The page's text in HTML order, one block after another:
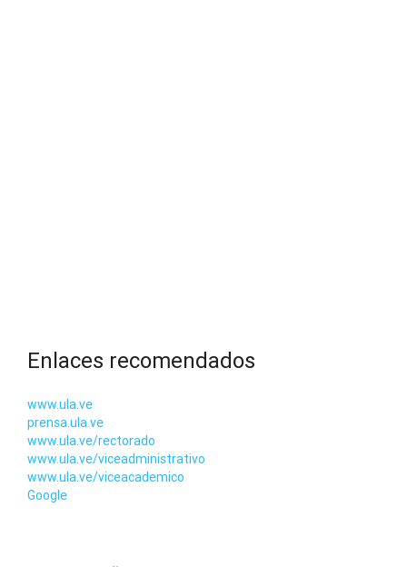
Enlaces recomendados
www.ula.ve
prensa.ula.ve
www.ula.ve/rectorado
www.ula.ve/viceadministrativo
www.ula.ve/viceacademico
Google